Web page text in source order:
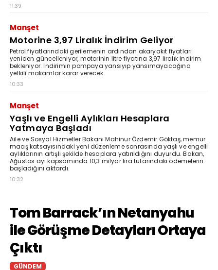
11:39
Manşet
Motorine 3,97 Liralık İndirim Geliyor
Petrol fiyatlarındaki gerilemenin ardından akaryakıt fiyatları
yeniden güncelleniyor, motorinin litre fiyatına 3,97 liralık indirim
bekleniyor. İndirimin pompaya yansıyıp yansımayacağına
yetkili makamlar karar verecek.
10:33
Manşet
Yaşlı ve Engelli Aylıkları Hesaplara
Yatmaya Başladı
Aile ve Sosyal Hizmetler Bakanı Mahinur Özdemir Göktaş, memur
maaş katsayısındaki yeni düzenleme sonrasında yaşlı ve engelli
aylıklarının artışlı şekilde hesaplara yatırıldığını duyurdu. Bakan,
Ağustos ayı kapsamında 10,3 milyar lira tutarındaki ödemelerin
başladığını aktardı.
10:32